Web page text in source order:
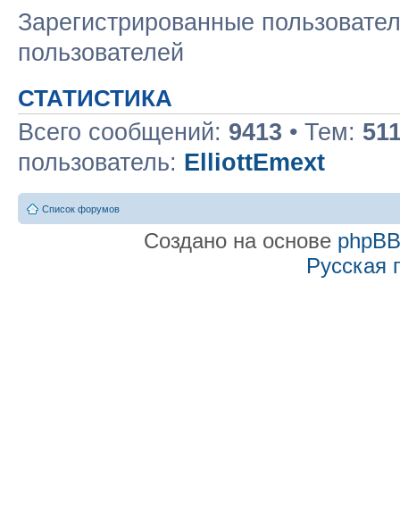
Зарегистрированные
пользователей
СТАТИСТИКА
Всего сообщений: 9413 • Тем:
пользователь: ElliottEmext
Список форумов
Создано на основе phpBB
Русская